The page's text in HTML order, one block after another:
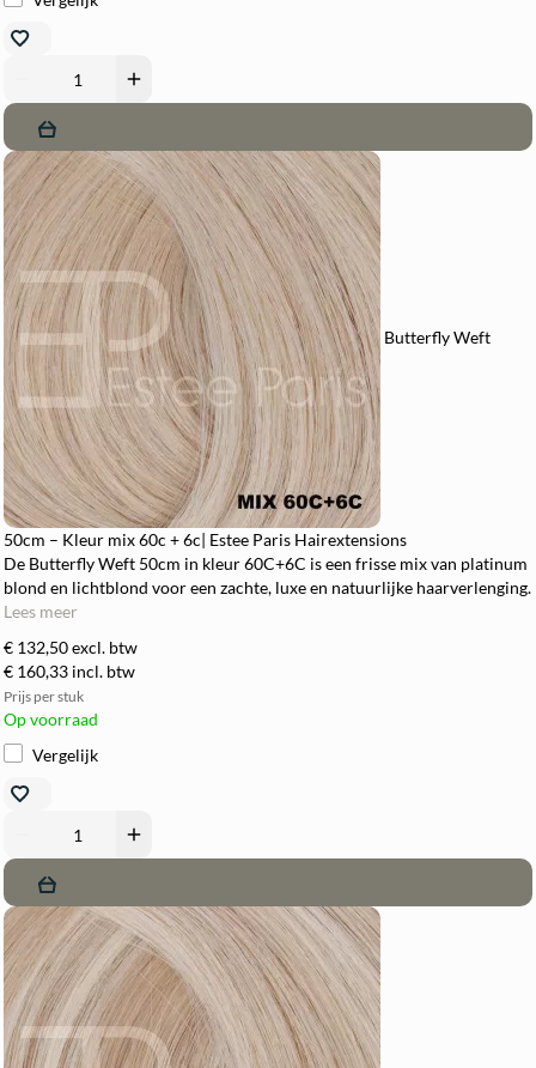
add
Butterfly Weft
50cm – Kleur mix 60c + 6c| Estee Paris Hairextensions
De Butterfly Weft 50cm in kleur 60C+6C is een frisse mix van platinum
blond en lichtblond voor een zachte, luxe en natuurlijke haarverlenging.
Lees meer
€ 132,50excl. btw
€ 160,33 incl. btw
Prijs per stuk
Op voorraad
Vergelijk
add